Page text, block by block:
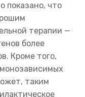
показано, что
терапии —
более
Кроме того,
таким